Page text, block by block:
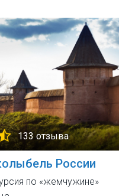
133 отзыва
России
по «жемчужине»